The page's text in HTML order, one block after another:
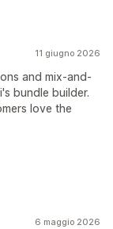
11 giugno 2026
and mix-and-
bundle builder.
love the
6 maggio 2026